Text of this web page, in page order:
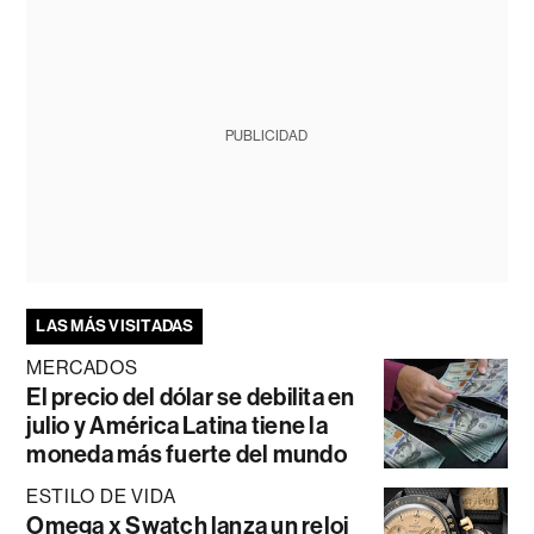
PUBLICIDAD
LAS MÁS VISITADAS
MERCADOS
El precio del dólar se debilita en
julio y América Latina tiene la
moneda más fuerte del mundo
ESTILO DE VIDA
Omega x Swatch lanza un reloj